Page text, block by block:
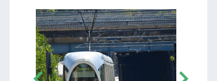
Message
Lire la suite